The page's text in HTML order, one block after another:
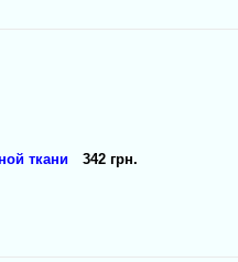
ткани 342 грн.